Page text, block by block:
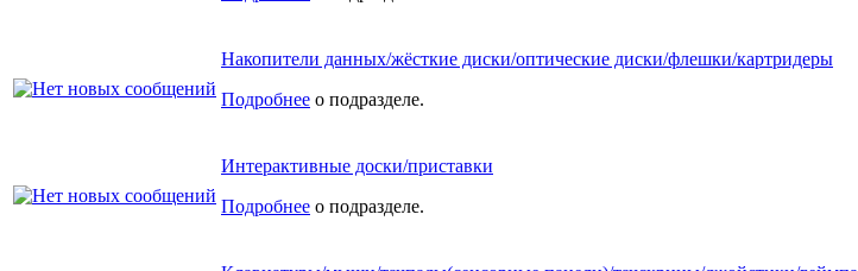
Накопители данных/жёсткие диски/оптические диски/флешки/картридеры
Подробнее о подразделе.
Интерактивные доски/приставки
Подробнее о подразделе.